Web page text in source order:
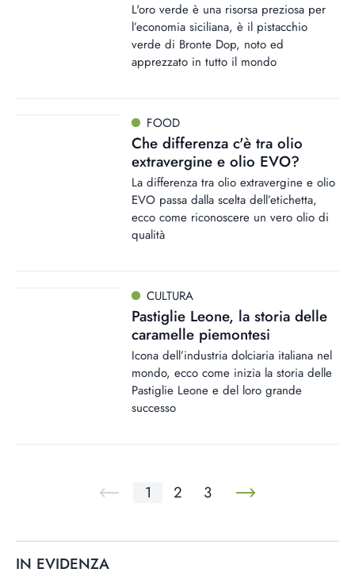
L'oro verde è una risorsa preziosa per
l’economia siciliana, è il pistacchio
verde di Bronte Dop, noto ed
apprezzato in tutto il mondo
FOOD
Che differenza c'è tra olio
extravergine e olio EVO?
La differenza tra olio extravergine e olio
EVO passa dalla scelta dell’etichetta,
ecco come riconoscere un vero olio di
qualità
CULTURA
Pastiglie Leone, la storia delle
caramelle piemontesi
Icona dell’industria dolciaria italiana nel
mondo, ecco come inizia la storia delle
Pastiglie Leone e del loro grande
successo
1 2 3
IN EVIDENZA